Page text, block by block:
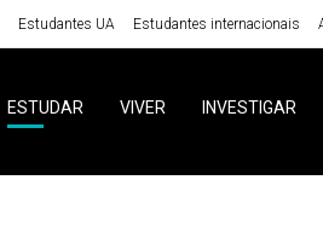
Estudantes UA Estudantes internacionais
ESTUDAR VIVER INVESTIGAR